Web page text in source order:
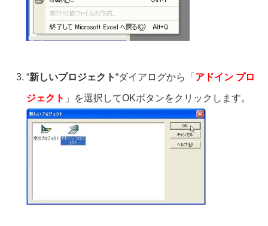
“新しいプロジェクト“ダイアログから「 アドイン プロ
ジェクト 」を選択してOKボタンをクリックします。